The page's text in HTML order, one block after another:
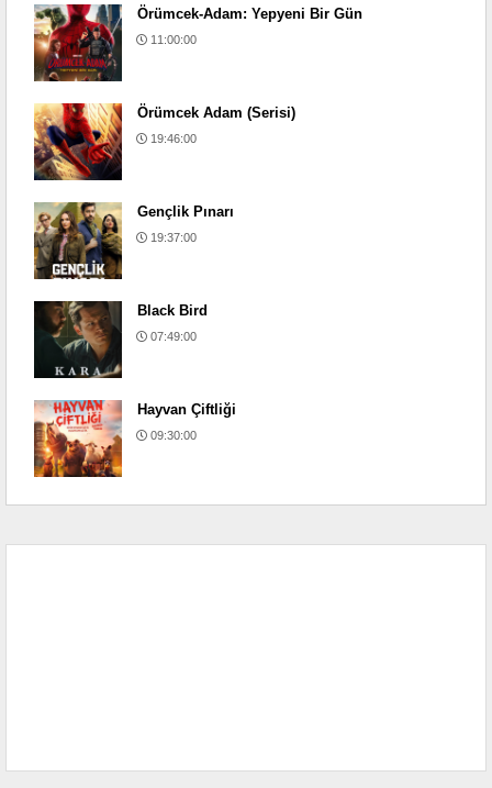
Örümcek-Adam: Yepyeni Bir Gün
11:00:00
Örümcek Adam (Serisi)
19:46:00
Gençlik Pınarı
19:37:00
Black Bird
07:49:00
Hayvan Çiftliği
09:30:00